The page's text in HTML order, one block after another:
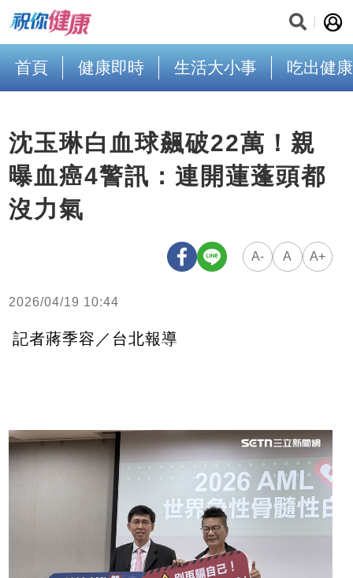
首頁 健康即時 生活大小事 吃出健康
沈玉琳白血球飆破22萬！親
曝血癌4警訊：連開蓮蓬頭都
沒力氣
A- A A+
2026/04/19 10:44
記者蔣季容／台北報導